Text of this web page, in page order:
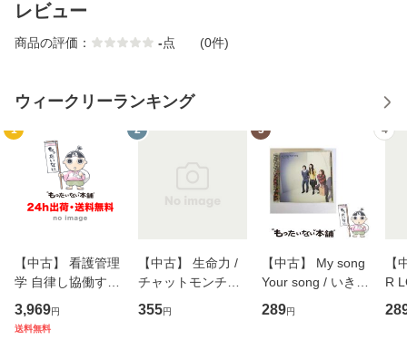
レビュー
商品の評価： -点 (0件)
ウィークリーランキング
1
【中古】 看護管理
学 自律し協働する
専門職の看護マネ
ジメントスキル 改
3,969円
送料無料
2
【中古】 生命力 /
チャットモンチー /
キューンレコード
[CD]【メール便送
355円
3
【中古】 My song
Your song / いきも
のがかり / [CD]
【メール便送料無
289円
4
【
R
産